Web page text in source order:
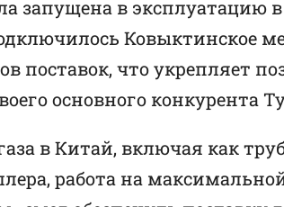
в эксплуатацию в
Ковыктинское
что укрепляет
основного конкурента
в Китай, включая как
работа на